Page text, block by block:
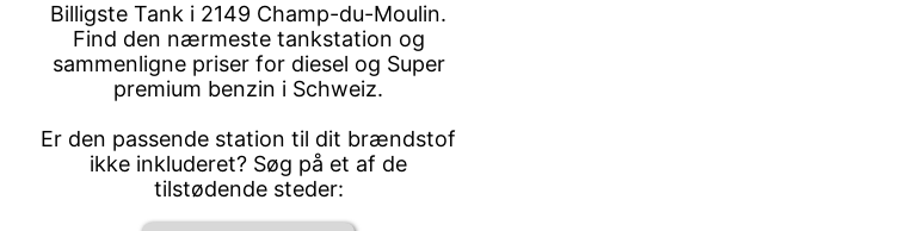
Billigste Tank i 2149 Champ-du-Moulin.
Find den nærmeste tankstation og
sammenligne priser for diesel og Super
premium benzin i Schweiz.
Er den passende station til dit brændstof
ikke inkluderet? Søg på et af de
tilstødende steder: